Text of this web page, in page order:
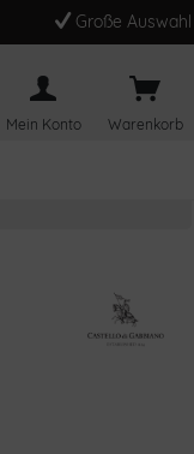
Große Auswahl
Mein Konto Warenkorb